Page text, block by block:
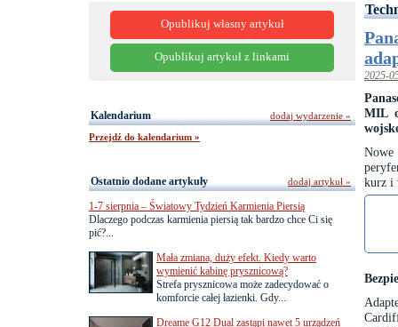
2025-
MIL
kurz i
Opublikuj własny artykuł
Opublikuj artykuł z linkami
Kalendarium
Przejdź do kalendarium »
dodaj wydarzenie »
Ostatnio dodane artykuły
1-7 sierpnia – Światowy Tydzień Karmienia Piersią
Dlaczego podczas karmienia piersią tak bardzo chce Ci się
pić?...
Mała zmiana, duży efekt. Kiedy warto
wymienić kabinę prysznicową?
Strefa prysznicowa może zadecydować o
komforcie całej łazienki. Gdy...
Dreame G12 Dual zastąpi nawet 5 urządzeń
dodaj artykuł »